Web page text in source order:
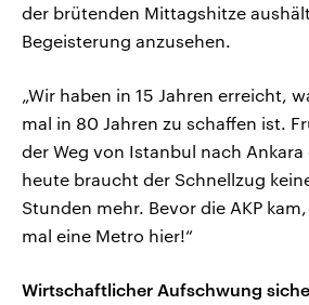
der brütenden Mittagshitze
Begeisterung anzusehen.
„Wir haben in 15 Jahren erreicht,
mal in 80 Jahren zu schaffen ist.
der Weg von Istanbul nach Ankara
heute braucht der Schnellzug
Stunden mehr. Bevor die AKP
mal eine Metro hier!“
Wirtschaftlicher Aufschwung